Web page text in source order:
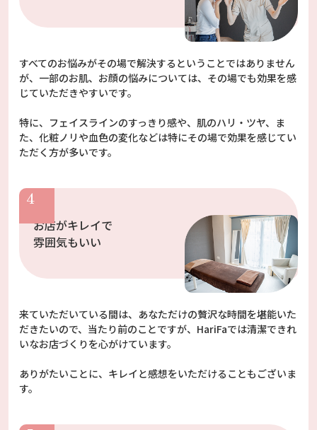
すべてのお悩みがその場で解決するということではありません
が、一部のお肌、お顔の悩みについては、その場でも効果を感
じていただきやすいです。
特に、フェイスラインのすっきり感や、肌のハリ・ツヤ、ま
た、化粧ノリや血色の変化などは特にその場で効果を感じてい
ただく方が多いです。
お店がキレイで
雰囲気もいい
来ていただいている間は、あなただけの贅沢な時間を堪能いた
だきたいので、当たり前のことですが、HariFaでは清潔できれ
いなお店づくりを心がけています。
ありがたいことに、キレイと感想をいただけることもございま
す。